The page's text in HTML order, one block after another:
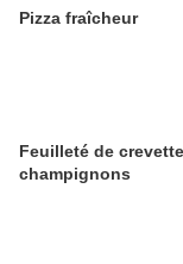
Pizza fraîcheur
Feuilleté de
champignons